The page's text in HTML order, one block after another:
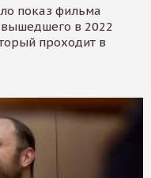
показ фильма
вышедшего в 2022
проходит в